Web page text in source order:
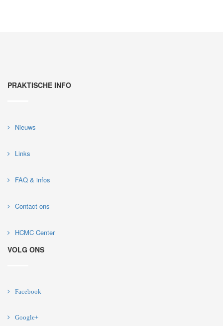
PRAKTISCHE INFO
Nieuws
Links
FAQ & infos
Contact ons
HCMC Center
VOLG ONS
Facebook
Google+